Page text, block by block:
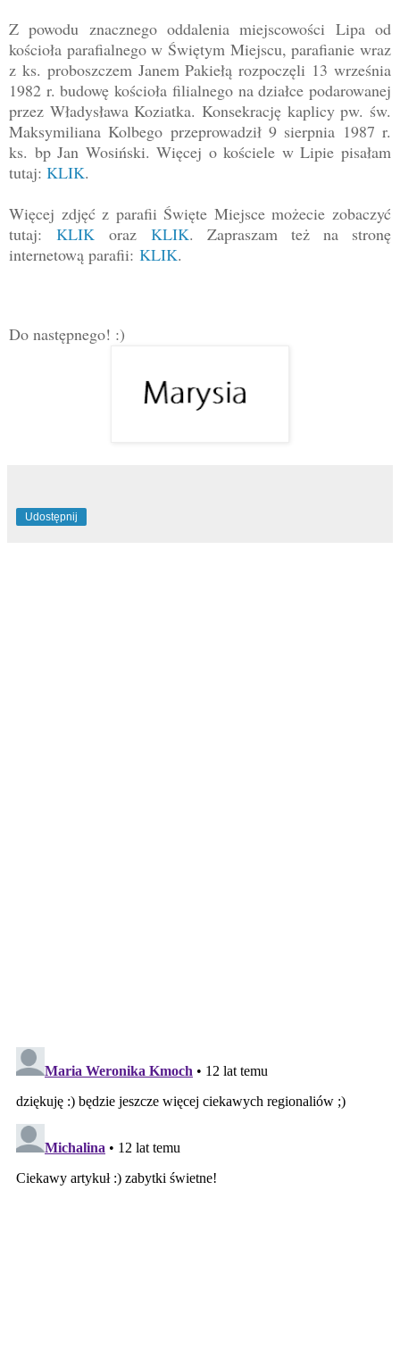
Z powodu znacznego oddalenia miejscowości Lipa od
kościoła parafialnego w Świętym Miejscu, parafianie wraz
z ks. proboszczem Janem Pakiełą rozpoczęli 13 września
1982 r. budowę kościoła filialnego na działce podarowanej
przez Władysława Koziatka. Konsekrację kaplicy pw. św.
Maksymiliana Kolbego przeprowadził 9 sierpnia 1987 r.
ks. bp Jan Wosiński. Więcej o kościele w Lipie pisałam
tutaj: KLIK.
Więcej zdjęć z parafii Święte Miejsce możecie zobaczyć
tutaj: KLIK oraz KLIK. Zapraszam też na stronę
internetową parafii: KLIK.
Do następnego! :)
Udostępnij